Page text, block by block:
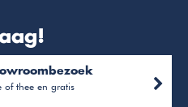
of thee en gratis